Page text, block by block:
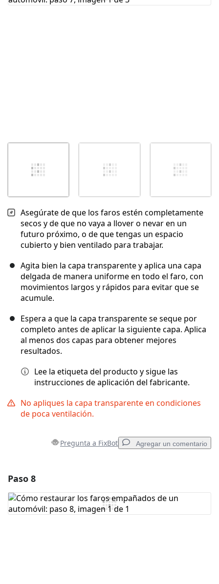
Asegúrate de que los faros estén completamente
secos y de que no vaya a llover o nevar en un
futuro próximo, o de que tengas un espacio
cubierto y bien ventilado para trabajar.
Agita bien la capa transparente y aplica una capa
delgada de manera uniforme en todo el faro, con
movimientos largos y rápidos para evitar que se
acumule.
Espera a que la capa transparente se seque por
completo antes de aplicar la siguiente capa. Aplica
al menos dos capas para obtener mejores
resultados.
Lee la etiqueta del producto y sigue las
instrucciones de aplicación del fabricante.
No apliques la capa transparente en condiciones
de poca ventilación.
Pregunta a FixBot Agregar un comentario
Agregar Comentario
Paso 8